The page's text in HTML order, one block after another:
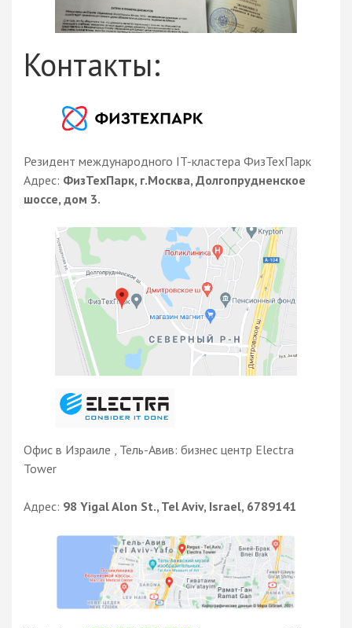
Контакты:
Резидент международного IT-кластера ФизТехПарк
Адрес: ФизТехПарк, г.Москва, Долгопрудненское
шоссе, дом 3.
Офис в Израиле , Тель-Авив: бизнес центр Electra
Tower
Адрес: 98 Yigal Alon St., Tel Aviv, Israel, 6789141